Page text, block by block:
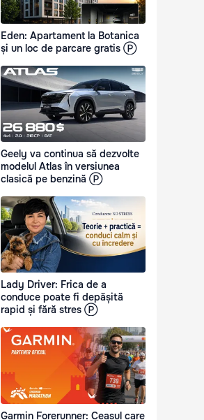
Eden: Apartament la Botanica
și un loc de parcare gratis Ⓟ
Geely va continua să dezvolte
modelul Atlas în versiunea
clasică pe benzină Ⓟ
Lady Driver: Frica de a
conduce poate fi depășită
rapid și fără stres Ⓟ
Garmin Forerunner: Ceasul care